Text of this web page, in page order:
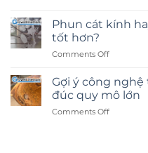
Phun cát kính
tốt hơn?
Comments Offon
cát
kính
hay
dán
Gợi ý công
đúc quy mô lớn
Comments Offon